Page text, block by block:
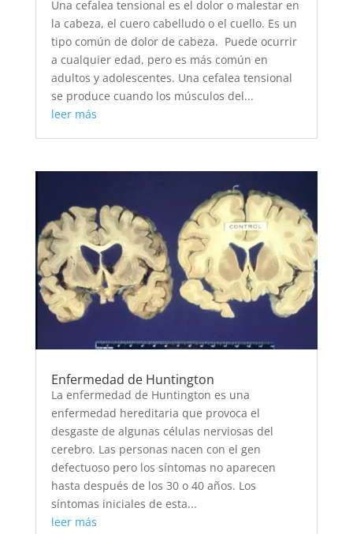
Una cefalea tensional es el dolor o malestar en
la cabeza, el cuero cabelludo o el cuello. Es un
tipo común de dolor de cabeza. Puede ocurrir
a cualquier edad, pero es más común en
adultos y adolescentes. Una cefalea tensional
se produce cuando los músculos del...
leer más
Enfermedad de Huntington
La enfermedad de Huntington es una
enfermedad hereditaria que provoca el
desgaste de algunas células nerviosas del
cerebro. Las personas nacen con el gen
defectuoso pero los síntomas no aparecen
hasta después de los 30 o 40 años. Los
síntomas iniciales de esta...
leer más